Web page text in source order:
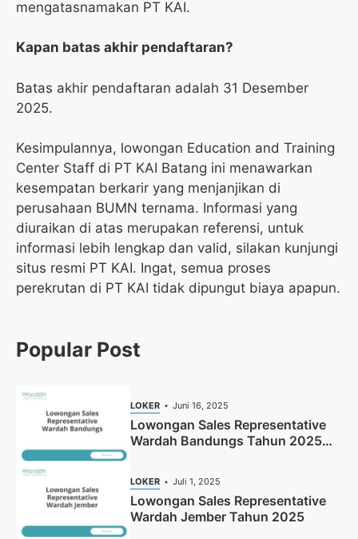
mengatasnamakan PT KAI.
Kapan batas akhir pendaftaran?
Batas akhir pendaftaran adalah 31 Desember
2025.
Kesimpulannya, lowongan Education and Training
Center Staff di PT KAI Batang ini menawarkan
kesempatan berkarir yang menjanjikan di
perusahaan BUMN ternama. Informasi yang
diuraikan di atas merupakan referensi, untuk
informasi lebih lengkap dan valid, silakan kunjungi
situs resmi PT KAI. Ingat, semua proses
perekrutan di PT KAI tidak dipungut biaya apapun.
Popular Post
LOKER Juni 16, 2025
Lowongan Sales Representative
Wardah Bandungs Tahun 2025
LOKER Juli 1, 2025
Lowongan Sales Representative
Wardah Jember Tahun 2025